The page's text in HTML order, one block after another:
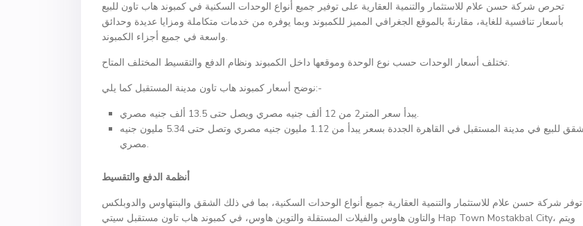
تحرص شركة حسن علام للاستثمار والتنمية العقارية على توفير جميع أنواع الوحدات السكنية في كمبوند هاب تاون للبيع
بأسعار تنافسية للغاية، مقارنةً بالموقع الجغرافي المميز للكمبوند وبما يوفره من خدمات متكاملة ومزايا عديدة وحدائق
واسعة في جميع أجزاء الكمبوند.
تختلف أسعار الوحدات حسب نوع الوحدة وموقعها داخل الكمبوند ونظام الدفع والتقسيط المختلف المتاح.
نوضح أسعار كمبوند هاب تاون مدينة المستقبل كما يلي:-
يبدأ سعر المتر2 من 12 ألف جنيه مصري ويصل حتى 13.5 ألف جنيه مصري.
شقق للبيع في مدينة المستقبل في القاهرة الجددة بسعر يبدأ من 1.12 مليون جنيه مصري وتصل حتى 5.34 مليون جنيه
مصري.
أنظمة الدفع والتقسيط
توفر شركة حسن علام للاستثمار والتنمية العقارية جميع أنواع الوحدات السكنية، بما في ذلك الشقق والبنتهاوس والدوبلكس
والتاون هاوس والفيلات المستقلة والتوين هاوس، في كمبوند هاب تاون مستقبل سيتي Hap Town Mostakbal City، ويتم